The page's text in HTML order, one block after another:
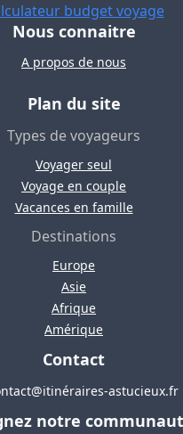
budget voyage
Nous connaitre
A propos de nous
Plan du site
Types de voyageurs
Voyager seul
Voyage en couple
Vacances en famille
Destinations
Europe
Asie
Afrique
Amérique
Contact
astucieux.fr
notre